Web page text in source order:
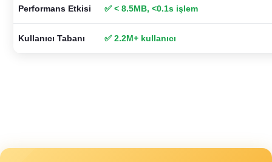
Performans Etkisi ✅ < 8.5MB, <0.1s işlem
Kullanıcı Tabanı ✅ 2.2M+ kullanıcı